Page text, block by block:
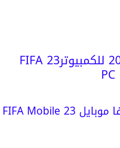
تنزيل لعبة فيفا 2023 للكمبيوترFIFA 23
معلومات عن لعبة فيفا موبايل 23 FIFA Mobile